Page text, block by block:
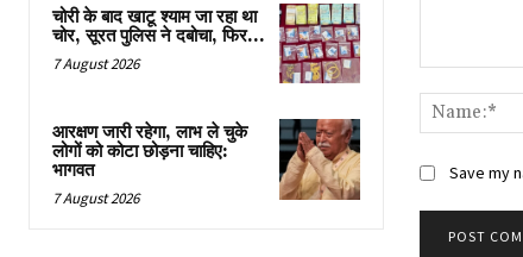
चोरी के बाद खाटू श्याम जा रहा था
चोर, सूरत पुलिस ने दबोचा, फिर…
7 August 2026
आरक्षण जारी रहेगा, लाभ ले चुके
लोगों को कोटा छोड़ना चाहिए:
भागवत
7 August 2026
Save my